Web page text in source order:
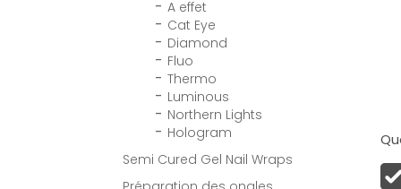
A effet
Cat Eye
Diamond
Fluo
Thermo
Luminous
Northern Lights
Hologram
Semi Cured Gel Nail Wraps